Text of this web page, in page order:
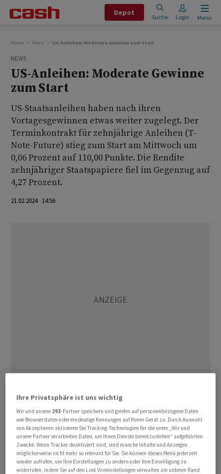
Depot
Suche Login Menu
Home News US-Anleihen: Moderate Gewinne zum Start
NEWS
US-Anleihen: Moderate Gewinne
zum Start
US-Staatsanleihen haben nach ihren
Vortagesgewinnen etwas weiter zugelegt. Der
Terminkontrakt für zehnjährige Anleihen (T-
Note-Future) stieg zum Start am Mittwoch um
0,06 Prozent auf 110,00 Punkte. Die Rendite
zehnjähriger Staatspapiere fiel im Gegenzug auf
4,27 Prozent.
21.02.2024 14:56
erwarteten Protokolls der jüngsten Sitzung der
Notenbank Fed. «Es wird interessant sein zu sehen, wie
der geldpolitische Ausschuss der Fed die starke
Wirtschaftstätigkeit mit der stark gesunkenen Inflation
und der restriktiven Geldpolitik interpretiert»,
schrieben die Analysten der Bank Unicredit.
Ihre Privatsphäre ist uns wichtig
Wir und unsere 293-Partner speichern und greifen auf personenbezogene Daten
wie Browserdaten oder eindeutige Kennungen auf Ihrem Gerät zu. Durch Auswahl
von Akzeptieren aktivieren Sie Tracking-Technologien für die unter „Wir und
unsere Partner verarbeiten Daten, um Ihnen Dienste bereitzustellen“ aufgeführten
Zwecke. Wenn Tracker deaktiviert sind, sind manche Inhalte und Anzeigen
möglicherweise nicht mehr so relevant für Sie. Sie können dieses Menü jederzeit
wieder aufrufen, um Ihre Einstellungen zu ändern oder Ihre Einwilligung zu
widerrufen, indem Sie auf den Link Voreinstellungen verwalten am unteren Rand